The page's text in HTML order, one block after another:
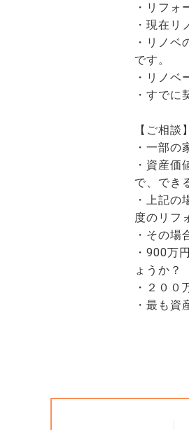
・リフォ
・現在リ
・リノ
です。
・リノベ
・すでに
【ご相談】
・一部の
・資産
で、でき
・上記
度のリフ
・その場
・900万
ょうか？
・２０
・最も資